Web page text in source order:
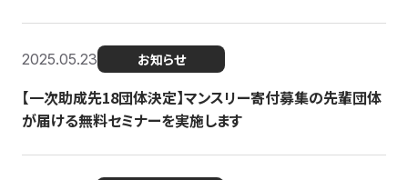
2025.05.23 お知らせ
【一次助成先18団体決定】マンスリー寄付募集の先輩団体
が届ける無料セミナーを実施します